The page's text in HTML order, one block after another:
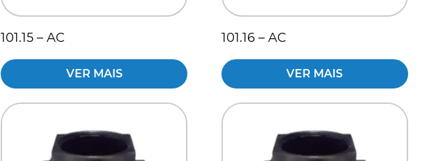
101.15 – AC
VER MAIS
101.16 – AC
VER MAIS